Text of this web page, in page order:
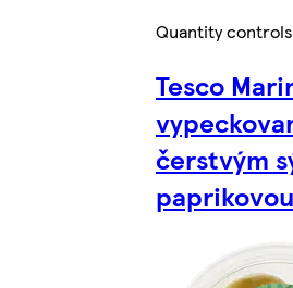
Quantity controls
Tesco
čerstvým